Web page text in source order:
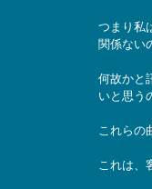
つまり私
関係ない
何故かと
いと思う
これらの
これは、